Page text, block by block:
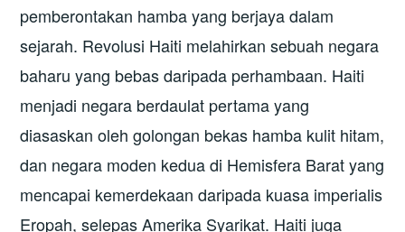
pemberontakan hamba yang berjaya dalam
sejarah. Revolusi Haiti melahirkan sebuah negara
baharu yang bebas daripada perhambaan. Haiti
menjadi negara berdaulat pertama yang
diasaskan oleh golongan bekas hamba kulit hitam,
dan negara moden kedua di Hemisfera Barat yang
mencapai kemerdekaan daripada kuasa imperialis
Eropah, selepas Amerika Syarikat. Haiti juga